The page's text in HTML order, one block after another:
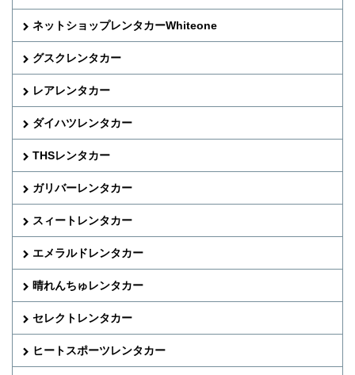
ネットショップレンタカーWhiteone
グスクレンタカー
レアレンタカー
ダイハツレンタカー
THSレンタカー
ガリバーレンタカー
スィートレンタカー
エメラルドレンタカー
晴れんちゅレンタカー
セレクトレンタカー
ヒートスポーツレンタカー